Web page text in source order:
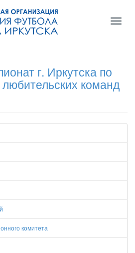
г. Иркутска по
команд
комитета